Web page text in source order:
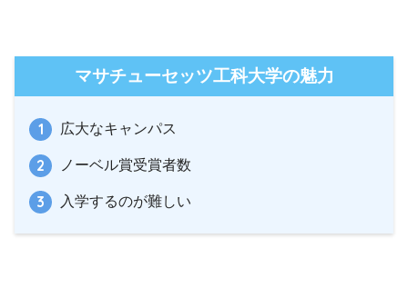
マサチューセッツ工科大学の魅力
広大なキャンパス
ノーベル賞受賞者数
入学するのが難しい